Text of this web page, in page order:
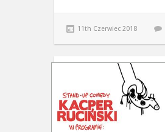
11th Czerwiec 2018